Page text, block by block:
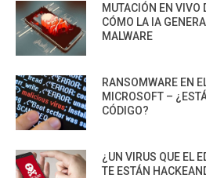
MUTACIÓN EN VIVO
CÓMO LA IA
MALWARE
RANSOMWARE EN
MICROSOFT –
CÓDIGO?
¿UN VIRUS QUE EL
TE ESTÁN